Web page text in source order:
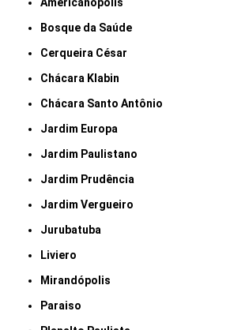
Americanópolis
Bosque da Saúde
Cerqueira César
Chácara Klabin
Chácara Santo Antônio
Jardim Europa
Jardim Paulistano
Jardim Prudência
Jardim Vergueiro
Jurubatuba
Liviero
Mirandópolis
Paraiso